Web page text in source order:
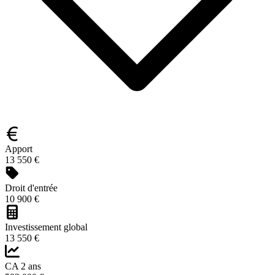
Apport
13 550 €
Droit d'entrée
10 900 €
Investissement global
13 550 €
CA 2 ans